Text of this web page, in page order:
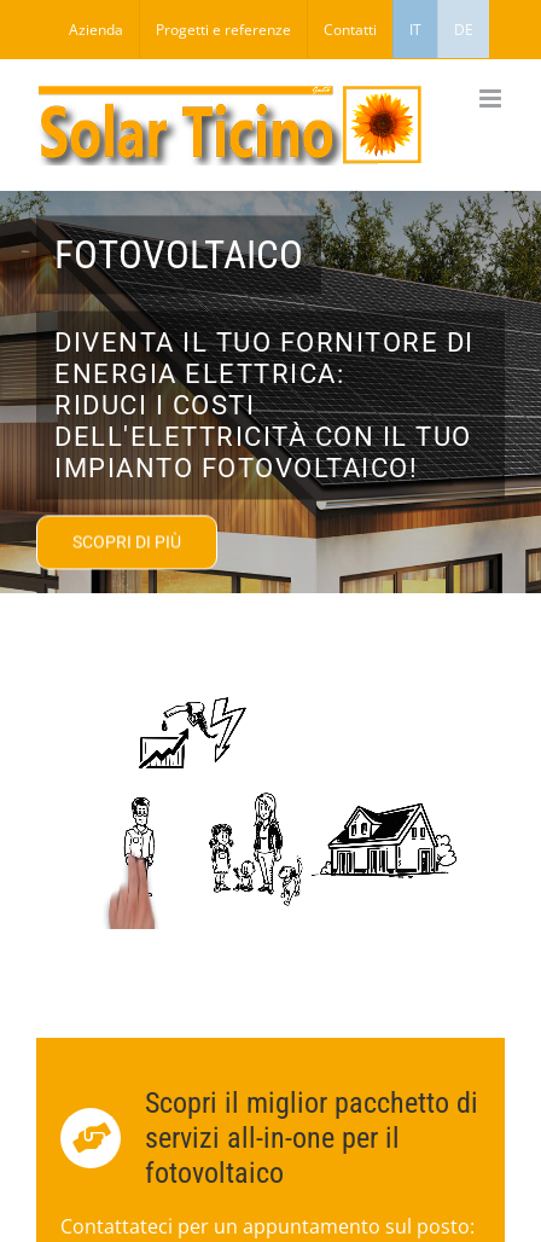
contenuto
Azienda Progetti e referenze Contatti IT DE
FOTOVOLTAICO
DIVENTA IL TUO FORNITORE DI
ENERGIA ELETTRICA:
RIDUCI I COSTI
DELL'ELETTRICITÀ CON IL TUO
IMPIANTO FOTOVOLTAICO!
SCOPRI DI PIÙ
Scopri il miglior pacchetto di
servizi all-in-one per il
fotovoltaico
Contattateci per un appuntamento sul posto: